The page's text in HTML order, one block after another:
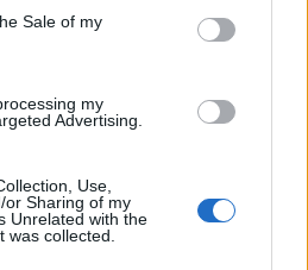
Sale of my
my
Advertising.
Use,
or Sharing of my
Unrelated with the
was collected.
sokat pakoltunk,
turkáltunk,
segítettünk,